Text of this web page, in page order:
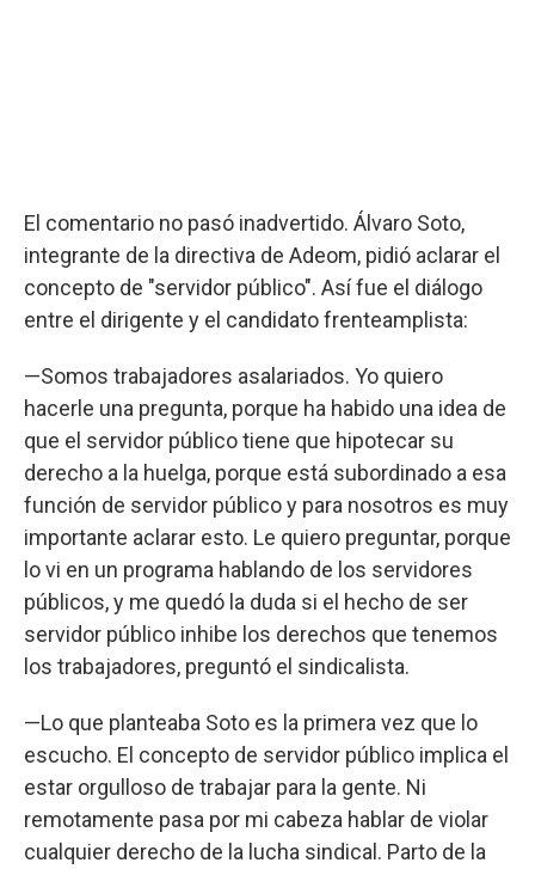
El comentario no pasó inadvertido. Álvaro Soto,
integrante de la directiva de Adeom, pidió aclarar el
concepto de "servidor público". Así fue el diálogo
entre el dirigente y el candidato frenteamplista:
—Somos trabajadores asalariados. Yo quiero
hacerle una pregunta, porque ha habido una idea de
que el servidor público tiene que hipotecar su
derecho a la huelga, porque está subordinado a esa
función de servidor público y para nosotros es muy
importante aclarar esto. Le quiero preguntar, porque
lo vi en un programa hablando de los servidores
públicos, y me quedó la duda si el hecho de ser
servidor público inhibe los derechos que tenemos
los trabajadores, preguntó el sindicalista.
—Lo que planteaba Soto es la primera vez que lo
escucho. El concepto de servidor público implica el
estar orgulloso de trabajar para la gente. Ni
remotamente pasa por mi cabeza hablar de violar
cualquier derecho de la lucha sindical. Parto de la